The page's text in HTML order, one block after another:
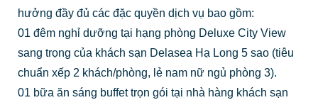
hưởng đầy đủ các đặc quyền dịch vụ bao gồm:
01 đêm nghỉ dưỡng tại hạng phòng Deluxe City View
sang trọng của khách sạn Delasea Hạ Long 5 sao (tiêu
chuẩn xếp 2 khách/phòng, lẻ nam nữ ngủ phòng 3).
01 bữa ăn sáng buffet trọn gói tại nhà hàng khách sạn